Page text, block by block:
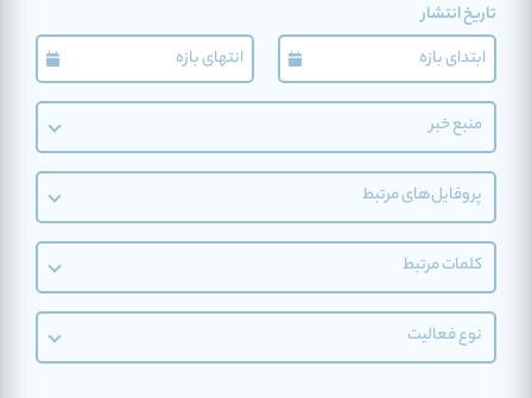
تاریخ انتشار
منبع خبر
پروفایل‌های مرتبط
کلمات مرتبط
نوع فعالیت